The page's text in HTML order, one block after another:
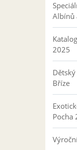
Albínů
2025
Bříze
Pocha